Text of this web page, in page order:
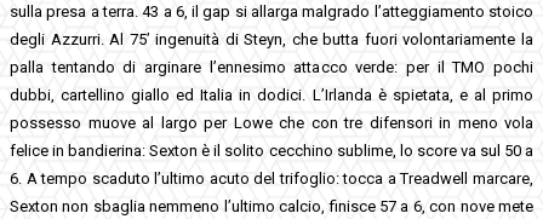
sulla presa a terra. 43 a 6, il gap si allarga malgrado l’atteggiamento stoico
degli Azzurri. Al 75’ ingenuità di Steyn, che butta fuori volontariamente la
palla tentando di arginare l’ennesimo attacco verde: per il TMO pochi
dubbi, cartellino giallo ed Italia in dodici. L’Irlanda è spietata, e al primo
possesso muove al largo per Lowe che con tre difensori in meno vola
felice in bandierina: Sexton è il solito cecchino sublime, lo score va sul 50 a
6. A tempo scaduto l’ultimo acuto del trifoglio: tocca a Treadwell marcare,
Sexton non sbaglia nemmeno l’ultimo calcio, finisce 57 a 6, con nove mete